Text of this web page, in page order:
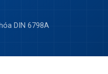
DIN 6798A